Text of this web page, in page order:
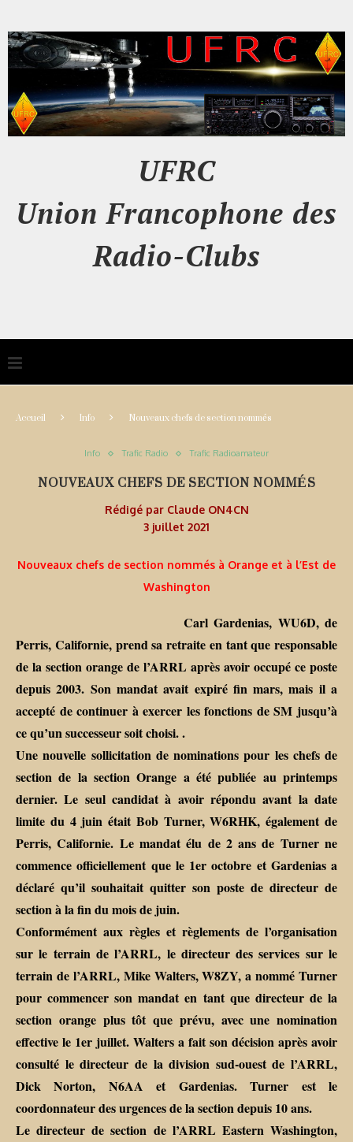
UFRC
Union Francophone des
Radio-Clubs
Accueil Info Nouveaux chefs de section nommés
Info Trafic Radio Trafic Radioamateur
NOUVEAUX CHEFS DE SECTION NOMMÉS
Rédigé par Claude ON4CN
3 juillet 2021
Nouveaux chefs de section nommés à Orange et à l’Est de
Washington
Carl Gardenias, WU6D, de
Perris, Californie, prend sa retraite en tant que responsable
de la section orange de l’ARRL après avoir occupé ce poste
depuis 2003. Son mandat avait expiré fin mars, mais il a
accepté de continuer à exercer les fonctions de SM jusqu’à
ce qu’un successeur soit choisi. .
Une nouvelle sollicitation de nominations pour les chefs de
section de la section Orange a été publiée au printemps
dernier. Le seul candidat à avoir répondu avant la date
limite du 4 juin était Bob Turner, W6RHK, également de
Perris, Californie. Le mandat élu de 2 ans de Turner ne
commence officiellement que le 1er octobre et Gardenias a
déclaré qu’il souhaitait quitter son poste de directeur de
section à la fin du mois de juin.
Conformément aux règles et règlements de l’organisation
sur le terrain de l’ARRL, le directeur des services sur le
terrain de l’ARRL, Mike Walters, W8ZY, a nommé Turner
pour commencer son mandat en tant que directeur de la
section orange plus tôt que prévu, avec une nomination
effective le 1er juillet. Walters a fait son décision après avoir
consulté le directeur de la division sud-ouest de l’ARRL,
Dick Norton, N6AA et Gardenias. Turner est le
coordonnateur des urgences de la section depuis 10 ans.
Le directeur de section de l’ARRL Eastern Washington,